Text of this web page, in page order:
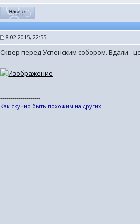
8.02.2015, 22:55
Сквер перед Успенским собором. Вдали -
--------------------
Как скучно быть похожим на других